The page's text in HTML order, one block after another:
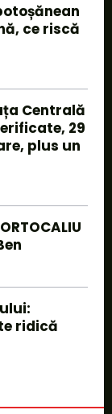
ce riscă
Centrală
29
plus un
ridică